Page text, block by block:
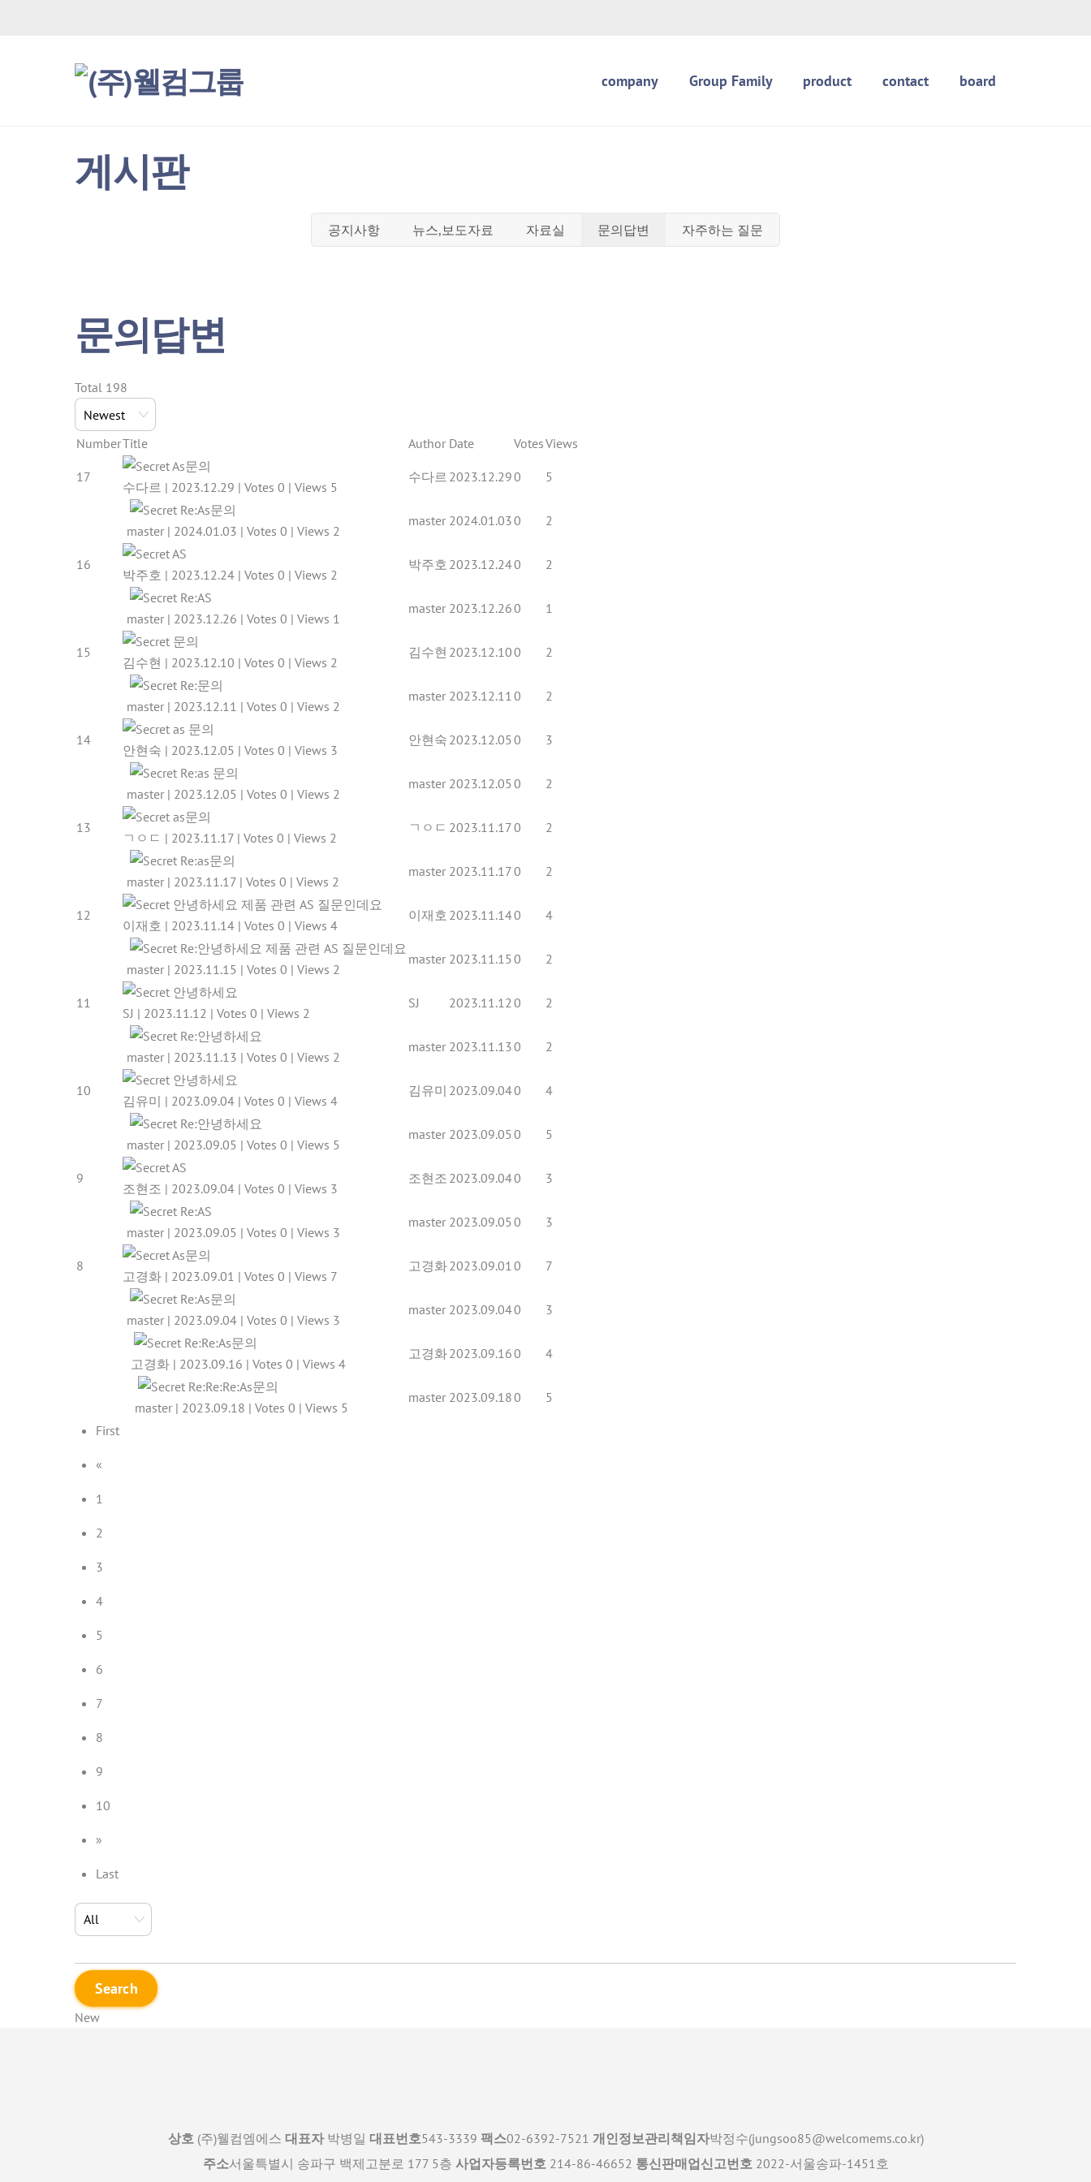
company Group Family product contact board
게시판
공지사항 뉴스,보도자료 자료실 문의답변 자주하는 질문
문의답변
Total 198
NumberTitle Author Date VotesViews
17
As문의
수다르 | 2023.12.29 | Votes 0 | Views 5
수다르 2023.12.290 5
Re:As문의
master | 2024.01.03 | Votes 0 | Views 2
master 2024.01.030 2
16
AS
박주호 | 2023.12.24 | Votes 0 | Views 2
박주호 2023.12.240 2
Re:AS
master | 2023.12.26 | Votes 0 | Views 1
master 2023.12.260 1
15
문의
김수현 | 2023.12.10 | Votes 0 | Views 2
김수현 2023.12.100 2
Re:문의
master | 2023.12.11 | Votes 0 | Views 2
master 2023.12.110 2
14
as 문의
안현숙 | 2023.12.05 | Votes 0 | Views 3
안현숙 2023.12.050 3
Re:as 문의
master | 2023.12.05 | Votes 0 | Views 2
master 2023.12.050 2
13
as문의
ㄱㅇㄷ | 2023.11.17 | Votes 0 | Views 2
ㄱㅇㄷ 2023.11.170 2
Re:as문의
master | 2023.11.17 | Votes 0 | Views 2
master 2023.11.170 2
12
안녕하세요 제품 관련 AS 질문인데요
이재호 | 2023.11.14 | Votes 0 | Views 4
이재호 2023.11.140 4
Re:안녕하세요 제품 관련 AS 질문인데요
master | 2023.11.15 | Votes 0 | Views 2
master 2023.11.150 2
11
안녕하세요
SJ | 2023.11.12 | Votes 0 | Views 2
SJ 2023.11.120 2
Re:안녕하세요
master | 2023.11.13 | Votes 0 | Views 2
master 2023.11.130 2
10
안녕하세요
김유미 | 2023.09.04 | Votes 0 | Views 4
김유미 2023.09.040 4
Re:안녕하세요
master | 2023.09.05 | Votes 0 | Views 5
master 2023.09.050 5
9
AS
조현조 | 2023.09.04 | Votes 0 | Views 3
조현조 2023.09.040 3
Re:AS
master | 2023.09.05 | Votes 0 | Views 3
master 2023.09.050 3
8
As문의
고경화 | 2023.09.01 | Votes 0 | Views 7
고경화2023.09.010 7
Re:As문의
master | 2023.09.04 | Votes 0 | Views 3
master 2023.09.040 3
Re:Re:As문의
고경화 | 2023.09.16 | Votes 0 | Views 4
고경화2023.09.160 4
Re:Re:Re:As문의
master | 2023.09.18 | Votes 0 | Views 5
master 2023.09.180 5
First
«
1
2
3
4
5
6
7
8
9
10
»
Last
Search
New
상호(주)웰컴엠에스 대표자박병일 대표번호543-3339 팩스02-6392-7521 개인정보관리책임자박정수(jungsoo85@welcomems.co.kr)
주소서울특별시 송파구 백제고분로 177 5층 사업자등록번호 214-86-46652 통신판매업신고번호 2022-서울송파-1451호